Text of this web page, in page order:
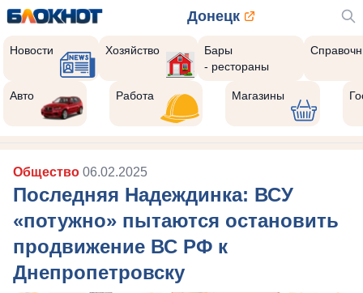
Донецк
Новости Хозяйство
Бары
- рестораны
Авто Работа Магазины
Общество 06.02.2025
Последняя Надеждинка: ВСУ
«потужно» пытаются остановить
продвижение ВС РФ к
Днепропетровску